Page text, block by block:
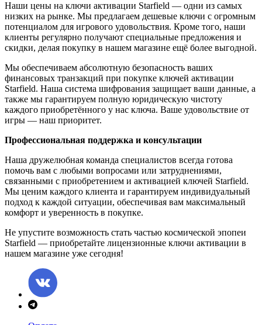
Наши цены на ключи активации Starfield — одни из самых
низких на рынке. Мы предлагаем дешевые ключи с огромным
потенциалом для игрового удовольствия. Кроме того, наши
клиенты регулярно получают специальные предложения и
скидки, делая покупку в нашем магазине ещё более выгодной.
Мы обеспечиваем абсолютную безопасность ваших
финансовых транзакций при покупке ключей активации
Starfield. Наша система шифрования защищает ваши данные, а
также мы гарантируем полную юридическую чистоту
каждого приобретённого у нас ключа. Ваше удовольствие от
игры — наш приоритет.
Профессиональная поддержка и консультации
Наша дружелюбная команда специалистов всегда готова
помочь вам с любыми вопросами или затруднениями,
связанными с приобретением и активацией ключей Starfield.
Мы ценим каждого клиента и гарантируем индивидуальный
подход к каждой ситуации, обеспечивая вам максимальный
комфорт и уверенность в покупке.
Не упустите возможность стать частью космической эпопеи
Starfield — приобретайте лицензионные ключи активации в
нашем магазине уже сегодня!